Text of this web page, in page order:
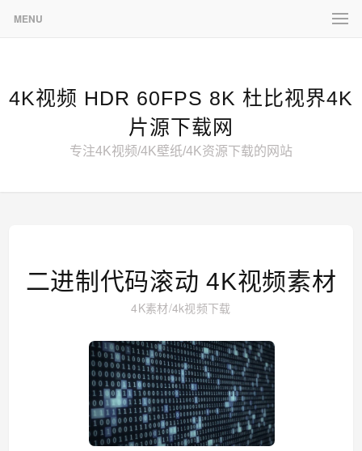
MENU
4K视频 HDR 60FPS 8K 杜比视界4K
片源下载网
专注4K视频/4K壁纸/4K资源下载的网站
二进制代码滚动 4K视频素材
4K素材/4k视频下载